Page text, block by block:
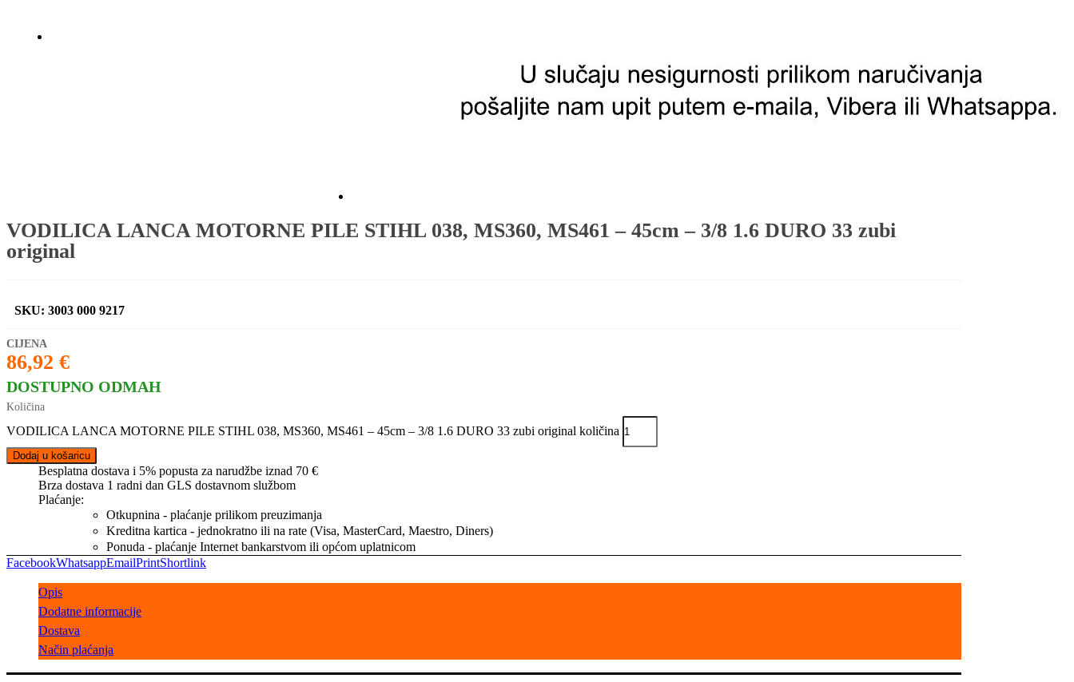
VODILICA LANCA MOTORNE PILE STIHL 038, MS360, MS461 – 45cm – 3/8 1.6 DURO 33 zubi
original
SKU: 3003 000 9217
86,92 €
DOSTUPNO ODMAH
VODILICA LANCA MOTORNE PILE STIHL 038, MS360, MS461 – 45cm – 3/8 1.6 DURO 33 zubi original količina
Dodaj u košaricu
Besplatna dostava i 5% popusta za narudžbe iznad 70 €
Brza dostava 1 radni dan GLS dostavnom službom
Plaćanje:
Otkupnina - plaćanje prilikom preuzimanja
Kreditna kartica - jednokratno ili na rate (Visa, MasterCard, Maestro, Diners)
Ponuda - plaćanje Internet bankarstvom ili općom uplatnicom
FacebookWhatsappEmailPrintShortlink
Opis
Dodatne informacije
Dostava
Način plaćanja